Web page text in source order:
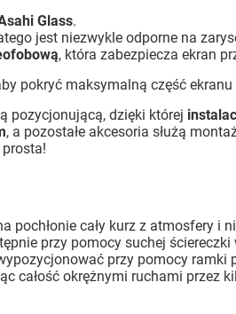
Glass.
jest niezwykle odporne na
, która zabezpiecza ekran
pokryć maksymalną część
pozycjonującą, dzięki której
, a pozostałe akcesoria służą
cały kurz z atmosfery i
przy pomocy suchej ściereczki
przy pomocy ramki
całość okrężnymi ruchami przez